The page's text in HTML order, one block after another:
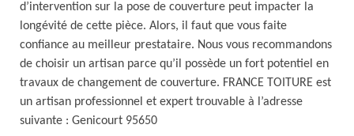
d’intervention sur la pose de couverture peut impacter la
longévité de cette pièce. Alors, il faut que vous faite
confiance au meilleur prestataire. Nous vous recommandons
de choisir un artisan parce qu’il possède un fort potentiel en
travaux de changement de couverture. FRANCE TOITURE est
un artisan professionnel et expert trouvable à l’adresse
suivante : Genicourt 95650